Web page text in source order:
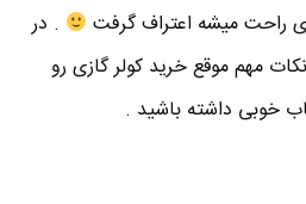
راحت میشه اعتراف گرفت
. در
مهم موقع خرید کولر گازی رو
خوبی داشته باشید .